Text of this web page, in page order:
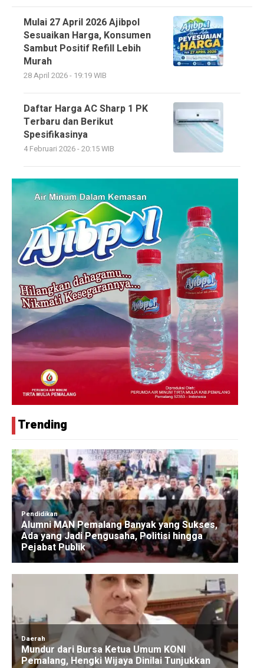
Mulai 27 April 2026 Ajibpol
Sesuaikan Harga, Konsumen
Sambut Positif Refill Lebih
Murah
28 April 2026 - 19:19 WIB
Daftar Harga AC Sharp 1 PK
Terbaru dan Berikut
Spesifikasinya
4 Februari 2026 - 20:15 WIB
Trending